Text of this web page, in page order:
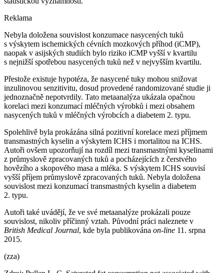
Reklama
Nebyla doložena souvislost konzumace nasycených tuků
s výskytem ischemických cévních mozkových příhod (iCMP),
naopak v asijských studiích bylo riziko iCMP vyšší v kvartilu
s nejnižší spotřebou nasycených tuků než v nejvyšším kvartilu.
Přestože existuje hypotéza, že nasycené tuky mohou snižovat
inzulinovou senzitivitu, dosud provedené randomizované studie ji
jednoznačně nepotvrdily. Tato metaanalýza ukázala opačnou
korelaci mezi konzumací mléčných výrobků i mezi obsahem
nasycených tuků v mléčných výrobcích a diabetem 2. typu.
Spolehlivě byla prokázána silná pozitivní korelace mezi příjmem
transmastných kyselin a výskytem ICHS i mortalitou na ICHS.
Autoři ovšem upozorňují na rozdíl mezi transmastnými kyselinami
z průmyslově zpracovaných tuků a pocházejících z čerstvého
hovězího a skopového masa a mléka. S výskytem ICHS souvisí
vyšší příjem průmyslově zpracovaných tuků. Nebyla doložena
souvislost mezi konzumací transmastných kyselin a diabetem
2. typu.
Autoři také uvádějí, že ve své metaanalýze prokázali pouze
souvislost, nikoliv příčinný vztah. Původní práci naleznete v
British Medical Journal, kde byla publikována on-line 11. srpna
2015.
(zza)